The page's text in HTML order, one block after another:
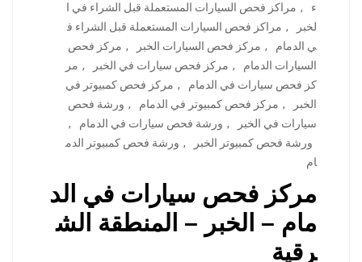
ء
, مراكز فحص السيارات المستعملة قبل الشراء في ا
لخبر
, مراكز فحص السيارات المستعملة قبل الشراء ف
ي الدمام
, مركز فحص السيارات الخبر , مركز فحص
السيارات الدمام
, مركز فحص سيارات في الخبر , مر
كز فحص سيارات في الدمام
, مركز فحص كمبيوتر في
الخبر
, مركز فحص كمبيوتر في الدمام , ورشة فحص
سيارات في الخبر
, ورشة فحص سيارات في الدمام
,
ورشة فحص كمبيوتر الخبر
, ورشة فحص كمبيوتر الدم
ام
مركز فحص سيارات في الد
مام – الخبر – المنطقة الش
رقية